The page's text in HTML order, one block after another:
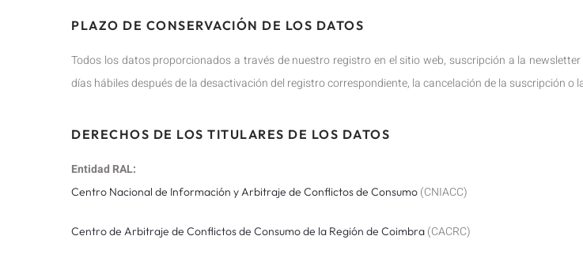
PLAZO DE CONSERVACIÓN DE LOS DATOS
Todos los datos proporcionados a través de nuestro registro en el sitio web, suscripción a la
días hábiles después de la desactivación del registro correspondiente, la cancelación de la suscripción o
DERECHOS DE LOS TITULARES DE LOS DATOS
Entidad RAL:
Centro Nacional de Información y Arbitraje de Conflictos de Consumo (CNIACC)
Centro de Arbitraje de Conflictos de Consumo de la Región de Coimbra (CACRC)